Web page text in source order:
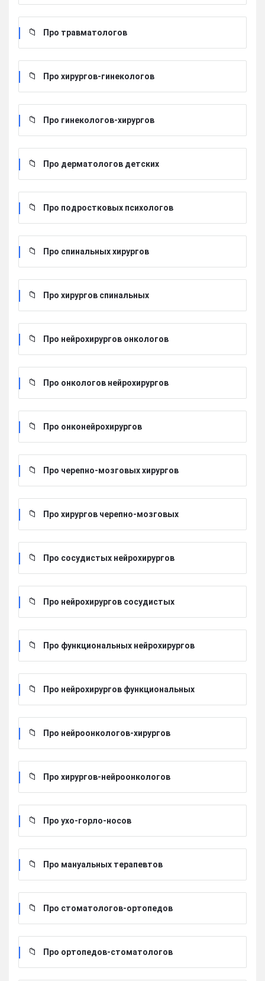
Про травматологов
Про хирургов-гинекологов
Про гинекологов-хирургов
Про дерматологов детских
Про подростковых психологов
Про спинальных хирургов
Про хирургов cпинальных
Про нейрохирургов онкологов
Про онкологов нейрохирургов
Про онконейрохирургов
Про черепно-мозговых хирургов
Про хирургов черепно-мозговых
Про сосудистых нейрохирургов
Про нейрохирургов сосудистых
Про функциональных нейрохирургов
Про нейрохирургов функциональных
Про нейроонкологов-хирургов
Про хирургов-нейроонкологов
Про ухо-горло-носов
Про мануальных терапевтов
Про стоматологов-ортопедов
Про ортопедов-стоматологов